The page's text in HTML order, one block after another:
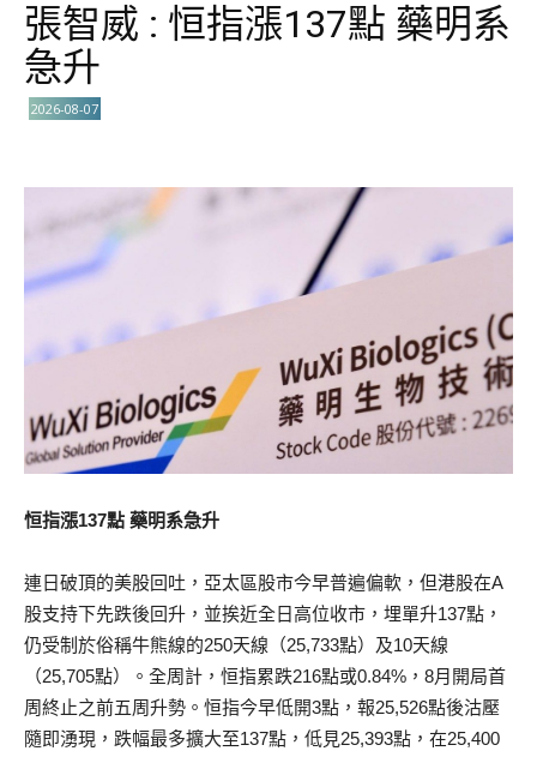
張智威 : 恒指漲137點 藥明系
急升
2026-08-07
恒指漲137點 藥明系急升
連日破頂的美股回吐，亞太區股市今早普遍偏軟，但港股在A
股支持下先跌後回升，並挨近全日高位收市，埋單升137點，
仍受制於俗稱牛熊線的250天線（25,733點）及10天線
（25,705點）。全周計，恒指累跌216點或0.84%，8月開局首
周終止之前五周升勢。恒指今早低開3點，報25,526點後沽壓
隨即湧現，跌幅最多擴大至137點，低見25,393點，在25,400